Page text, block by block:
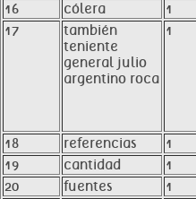
16 cólera 1
17
también
teniente
general julio
argentino roca
1
18 referencias 1
19 cantidad 1
20 fuentes 1